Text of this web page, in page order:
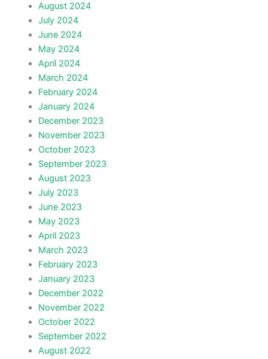
August 2024
July 2024
June 2024
May 2024
April 2024
March 2024
February 2024
January 2024
December 2023
November 2023
October 2023
September 2023
August 2023
July 2023
June 2023
May 2023
April 2023
March 2023
February 2023
January 2023
December 2022
November 2022
October 2022
September 2022
August 2022